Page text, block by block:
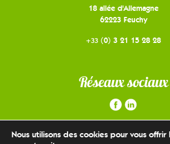
18 allée d'Allemagne
62223 Feuchy
+33 (0) 3 21 15 28 28
Réseaux sociaux
Nous utilisons des cookies pour vous